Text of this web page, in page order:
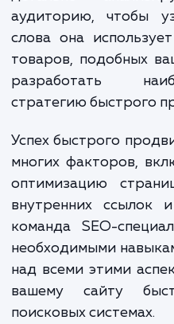
анализ вашего
системах. Они
детально
аудиторию,
слова она
товаров, подобных
разработать
стратегию